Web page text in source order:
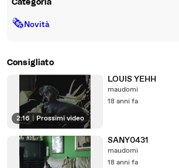
Categoria
🗞Novità
Consigliato
2:16 Prossimi video
LOUIS YEHH
maudomi
18 anni fa
SANY0431
maudomi
18 anni fa